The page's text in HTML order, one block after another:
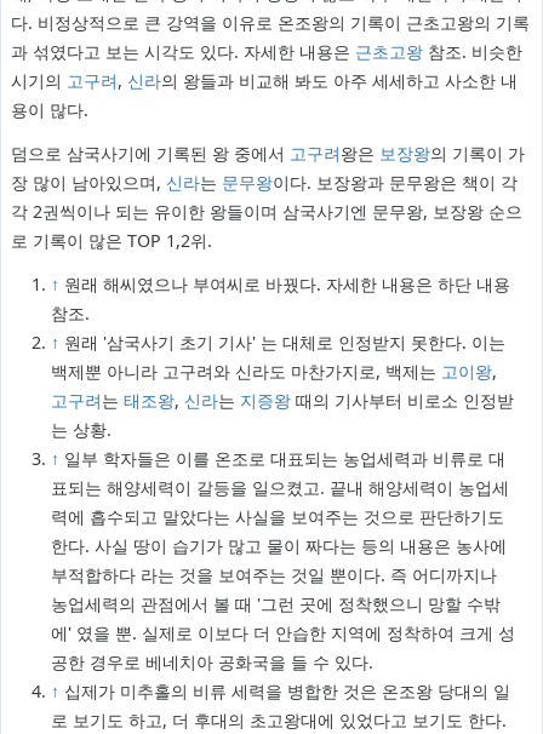
다. 비정상적으로 큰 강역을 이유로 온조왕의 기록이 근초고왕의 기록
과 섞였다고 보는 시각도 있다. 자세한 내용은 근초고왕참조. 비슷한
시기의 고구려, 신라의 왕들과 비교해 봐도 아주 세세하고 사소한 내
용이 많다.
덤으로 삼국사기에 기록된 왕 중에서 고구려왕은 보장왕의 기록이 가
장 많이 남아있으며, 신라는 문무왕이다. 보장왕과 문무왕은 책이 각
각 2권씩이나 되는 유이한 왕들이며 삼국사기엔 문무왕, 보장왕 순으
로 기록이 많은 TOP 1,2위.
↑ 원래 해씨였으나 부여씨로 바꿨다. 자세한 내용은 하단 내용
참조.
↑ 원래 '삼국사기 초기 기사' 는 대체로 인정받지 못한다. 이는
백제뿐 아니라 고구려와 신라도 마찬가지로, 백제는 고이왕,
고구려는 태조왕, 신라는 지증왕때의 기사부터 비로소 인정받
는 상황.
↑ 일부 학자들은 이를 온조로 대표되는 농업세력과 비류로 대
표되는 해양세력이 갈등을 일으켰고. 끝내 해양세력이 농업세
력에 흡수되고 말았다는 사실을 보여주는 것으로 판단하기도
한다. 사실 땅이 습기가 많고 물이 짜다는 등의 내용은 농사에
부적합하다 라는 것을 보여주는 것일 뿐이다. 즉 어디까지나
농업세력의 관점에서 볼 때 '그런 곳에 정착했으니 망할 수밖
에' 였을 뿐. 실제로 이보다 더 안습한 지역에 정착하여 크게 성
공한 경우로 베네치아 공화국을 들 수 있다.
↑ 십제가 미추홀의 비류 세력을 병합한 것은 온조왕 당대의 일
로 보기도 하고, 더 후대의 초고왕대에 있었다고 보기도 한다.